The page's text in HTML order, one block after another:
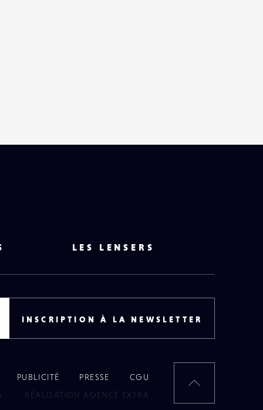
LES LENSERS
INSCRIPTION À LA NEWSLETTER
PUBLICITÉ PRESSE
CGU
RÉALISATION AGENCE EXTRA